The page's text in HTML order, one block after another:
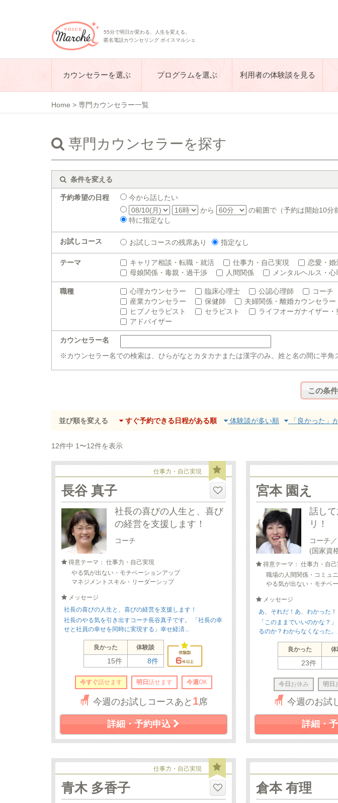
55分で明日が変わる、人生を変える。
匿名電話カウンセリング ボイスマルシェ
カウンセラーを選ぶ プログラムを選ぶ 利用者の体験談を見る
Home > 専門カウンセラー一覧
専門カウンセラーを探す
条件を変える
予約希望の日程
今から話したい
から
の範囲で（予約は開始10分
特に指定なし
お試しコース お試しコースの残席あり 指定なし
テーマ キャリア相談・転職・就活 仕事力・自己実現 恋愛・婚
母娘関係・毒親・過干渉
人間関係 メンタルヘルス・心
職種 心理カウンセラー 臨床心理士 公認心理師 コーチ
産業カウンセラー
保健師 夫婦関係・離婚カウンセラー
ヒプノセラピスト
セラピスト ライフオーガナイザー
アドバイザー
カウンセラー名
※カウンセラー名での検索は、ひらがなとカタカナまたは漢字のみ。姓と名の間に半角
並び順を変える すぐ予約できる日程がある順 体験談が多い順 「良かった」
12件中 1〜12件を表示
仕事力・自己実現
長谷 真子
社長の喜びの人生と、喜び
の経営を支援します！
コーチ
得意テーマ： 仕事力・自己実現
やる気が出ない・モチベーションアップ
マネジメントスキル・リーダーシップ
メッセージ
社長の喜びの人生と、喜びの経営を支援します！
社長のやる気を引き出すコーチ長谷真子です。 「社長の幸
せと社員の幸せを同時に実現する」幸せ経済...
良かった 体験談
15件 8件
今すぐ話せます 明日 話せます 今週OK
今週のお試しコースあと 1席
詳細・予約申込
宮本 園え
話し
リ！
コーチ
(国家資
得意テーマ： 仕事力・自己
職場の人間関係・コミュ
やる気が出ない・モチベ
メッセージ
あ、それだ！あ、わかった！
「このままでいいのかな？
るのか？わからなくなった
良かった
23件
今日 お休み 明日
今週のお試
詳細・
仕事力・自己実現
青木 多香子 倉本 有理